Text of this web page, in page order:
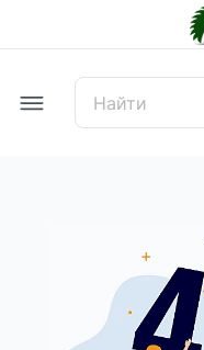
Offcanvas Menu Open